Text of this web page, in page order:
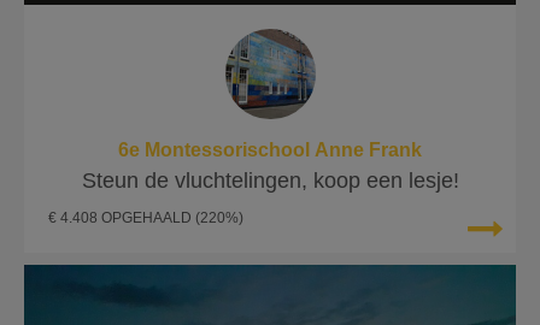
6e Montessorischool Anne Frank
Steun de vluchtelingen, koop een lesje!
€ 4.408 OPGEHAALD (220%)